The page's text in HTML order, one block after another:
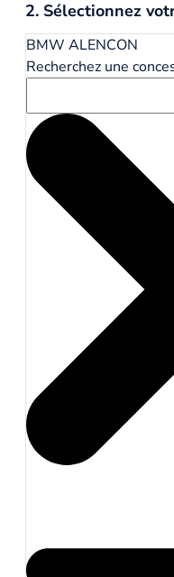
2. Sélectionnez
BMW ALENCON
Recherchez une